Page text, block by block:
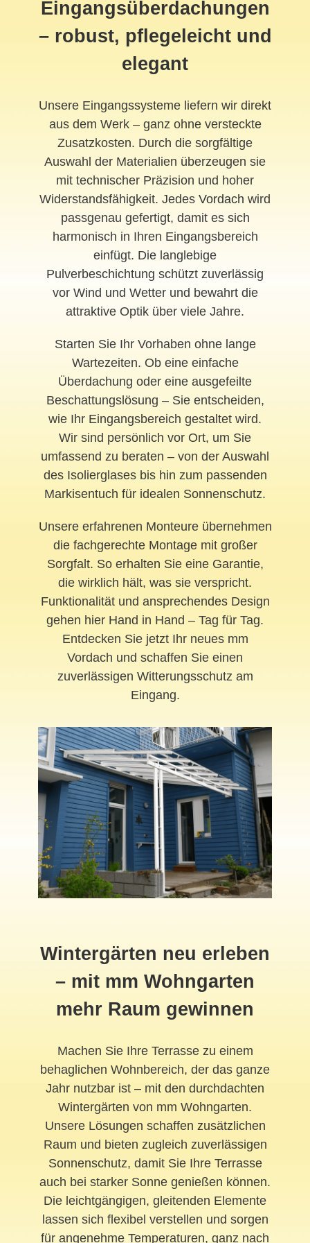
Eingangsüberdachungen
– robust, pflegeleicht und
elegant
Unsere Eingangssysteme liefern wir direkt
aus dem Werk – ganz ohne versteckte
Zusatzkosten. Durch die sorgfältige
Auswahl der Materialien überzeugen sie
mit technischer Präzision und hoher
Widerstandsfähigkeit. Jedes Vordach wird
passgenau gefertigt, damit es sich
harmonisch in Ihren Eingangsbereich
einfügt. Die langlebige
Pulverbeschichtung schützt zuverlässig
vor Wind und Wetter und bewahrt die
attraktive Optik über viele Jahre.
Starten Sie Ihr Vorhaben ohne lange
Wartezeiten. Ob eine einfache
Überdachung oder eine ausgefeilte
Beschattungslösung – Sie entscheiden,
wie Ihr Eingangsbereich gestaltet wird.
Wir sind persönlich vor Ort, um Sie
umfassend zu beraten – von der Auswahl
des Isolierglases bis hin zum passenden
Markisentuch für idealen Sonnenschutz.
Unsere erfahrenen Monteure übernehmen
die fachgerechte Montage mit großer
Sorgfalt. So erhalten Sie eine Garantie,
die wirklich hält, was sie verspricht.
Funktionalität und ansprechendes Design
gehen hier Hand in Hand – Tag für Tag.
Entdecken Sie jetzt Ihr neues mm
Vordach und schaffen Sie einen
zuverlässigen Witterungsschutz am
Eingang.
Wintergärten neu erleben
– mit mm Wohngarten
mehr Raum gewinnen
Machen Sie Ihre Terrasse zu einem
behaglichen Wohnbereich, der das ganze
Jahr nutzbar ist – mit den durchdachten
Wintergärten von mm Wohngarten.
Unsere Lösungen schaffen zusätzlichen
Raum und bieten zugleich zuverlässigen
Sonnenschutz, damit Sie Ihre Terrasse
auch bei starker Sonne genießen können.
Die leichtgängigen, gleitenden Elemente
lassen sich flexibel verstellen und sorgen
für angenehme Temperaturen, ganz nach